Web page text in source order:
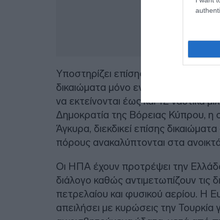
Υποστηρίζει επίσης ότι τα
δικαιώματα μόνο εντός των
να εκτείνονται έως και 12 ναυτικά
Δημοκρατία της Βόρειας Κύπρου, η
Άγκυρα, διεκδικεί επίσης
πόρους ανακαλύπτονται στα
Οι ΗΠΑ έχουν προτρέψει την
διάλογο καθώς αντιμετωπίζουν τις
πετρελαίου και φυσικού αερίου. Η
απειλήσει με κυρώσεις την